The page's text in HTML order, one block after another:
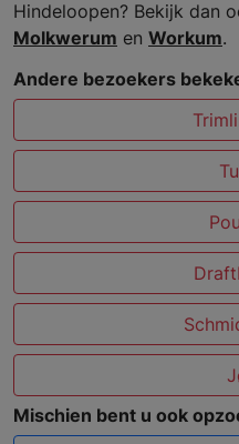
Hindeloopen? Bekijk dan
Molkwerum en Workum.
Andere bezoekers
Mischien bent u ook